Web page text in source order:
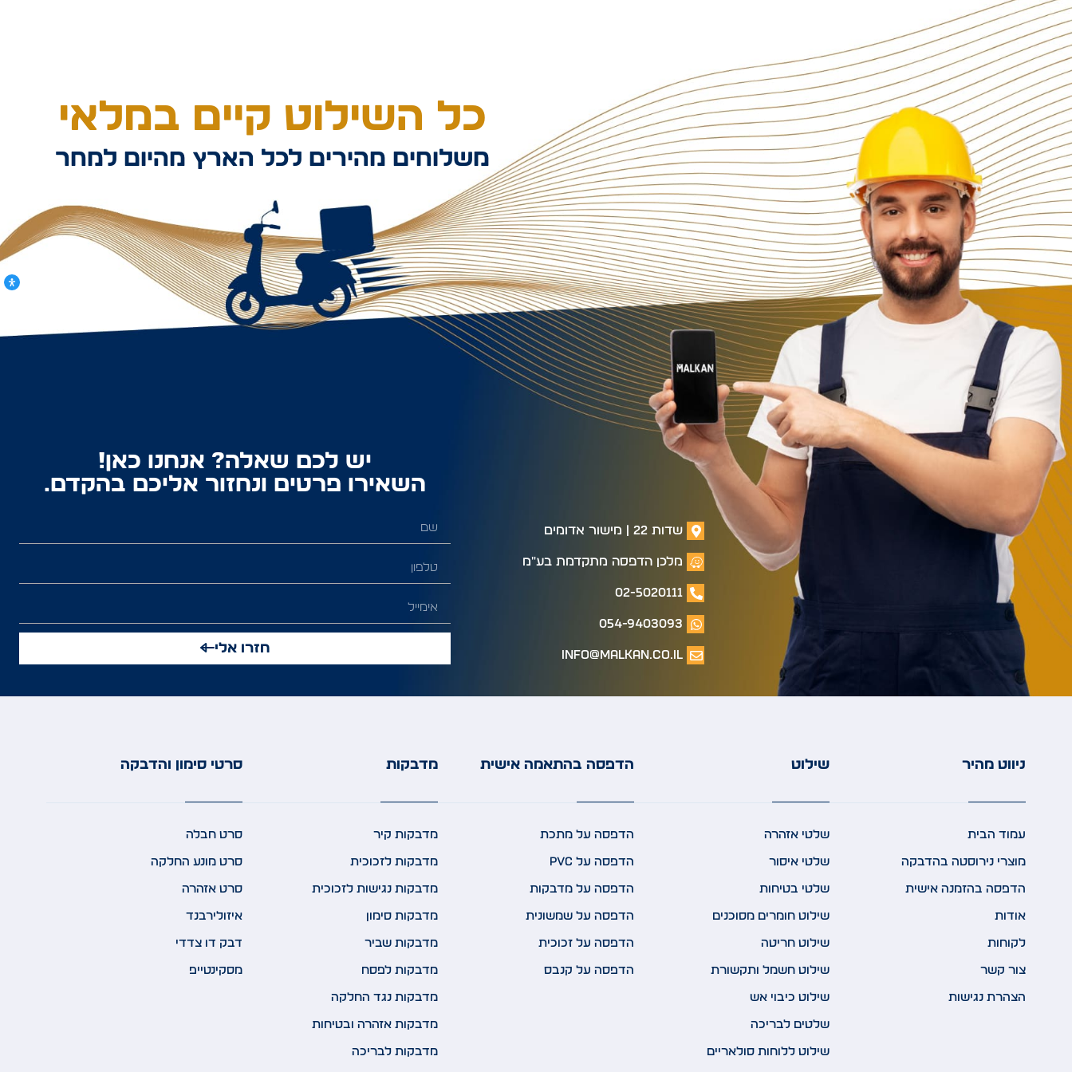
כל השילוט קיים במלאי
משלוחים מהירים לכל הארץ מהיום למחר
שדות 22 | מישור אדומים
מלכן הדפסה מתקדמת בע"מ
02-5020111
054-9403093
info@malkan.co.il
יש לכם שאלה? אנחנו כאן!
השאירו פרטים ונחזור אליכם בהקדם.
חזרו אלי
ניווט מהיר
עמוד הבית
מוצרי נירוסטה בהדבקה
הדפסה בהזמנה אישית
אודות
לקוחות
צור קשר
הצהרת נגישות
שילוט
שלטי אזהרה
שלטי איסור
שלטי בטיחות
שילוט חומרים מסוכנים
שילוט חריטה
שילוט חשמל ותקשורת
שילוט כיבוי אש
שלטים לבריכה
שילוט ללוחות סולאריים
הדפסה בהתאמה אישית
הדפסה על מתכת
הדפסה על PVC
הדפסה על מדבקות
הדפסה על שמשונית
הדפסה על זכוכית
הדפסה על קנבס
מדבקות
מדבקות קיר
מדבקות לזכוכית
מדבקות נגישות לזכוכית
מדבקות סימון
מדבקות שביר
מדבקות לפסח
מדבקות נגד החלקה
מדבקות אזהרה ובטיחות
מדבקות לבריכה
סרטי סימון והדבקה
סרט חבלה
סרט מונע החלקה
סרט אזהרה
איזולירבנד
דבק דו צדדי
מסקינטייפ